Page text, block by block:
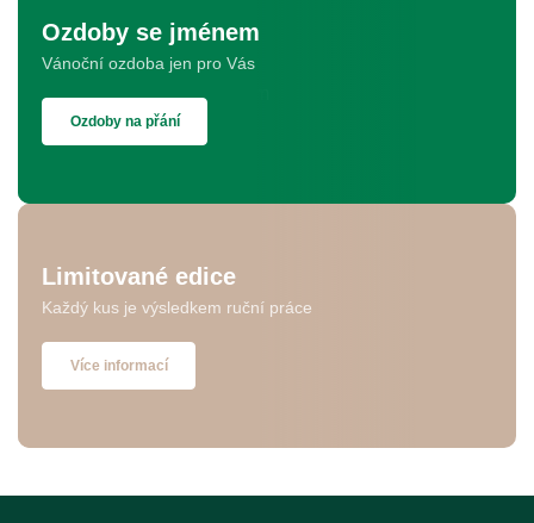
Ozdoby se jménem
Vánoční ozdoba jen pro Vás
Ozdoby na přání
Limitované edice
Každý kus je výsledkem ruční práce
Více informací